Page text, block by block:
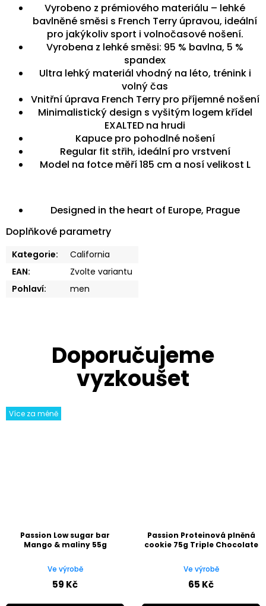
Více za méně
Passion Low sugar bar
Mango & maliny 55g
Ve výrobě
59 Kč
Passion Proteinová plněná
cookie 75g Triple Chocolate
Ve výrobě
65 Kč
Vyrobeno z prémiového materiálu – lehké
bavlněné směsi s French Terry úpravou, ideální
pro jakýkoliv sport i volnočasové nošení.
Vyrobena z lehké směsi: 95 % bavlna, 5 %
spandex
Ultra lehký materiál vhodný na léto, trénink i
volný čas
Vnitřní úprava French Terry pro příjemné nošení
Minimalistický design s vyšitým logem křídel
EXALTED na hrudi
Kapuce pro pohodlné nošení
Regular fit střih, ideální pro vrstvení
Model na fotce měří 185 cm a nosí velikost L
Designed in the heart of Europe, Prague
Doplňkové parametry
Kategorie:
California
EAN:
Zvolte variantu
Pohlaví: men